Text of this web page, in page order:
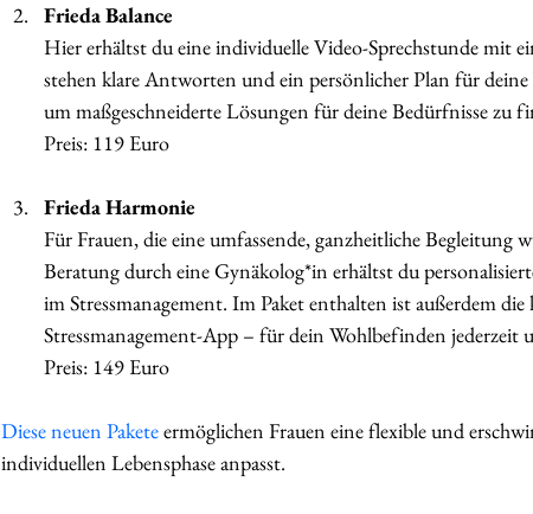
Frieda Balance
Hier erhältst du eine individuelle Video-Sprechstunde mit
stehen klare Antworten und ein persönlicher Plan für deine
um maßgeschneiderte Lösungen für deine Bedürfnisse zu
Preis: 119 Euro
Frieda Harmonie
Für Frauen, die eine umfassende, ganzheitliche Begleitung
Beratung durch eine Gynäkolog*in erhältst du
im Stressmanagement. Im Paket enthalten ist außerdem
Stressmanagement-App – für dein Wohlbefinden jederzeit
Preis: 149 Euro
Diese neuen Pakete ermöglichen Frauen eine flexible und
individuellen Lebensphase anpasst.